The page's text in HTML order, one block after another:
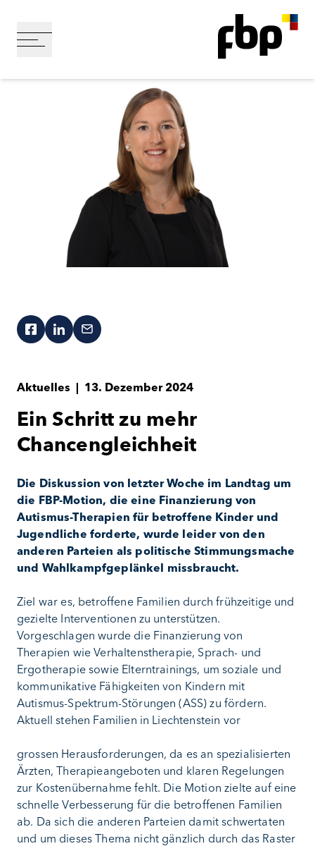
Aktuelles 13. Dezember 2024
Ein Schritt zu mehr
Chancengleichheit
Die Diskussion von letzter Woche im Landtag um
die FBP-Motion, die eine Finanzierung von
Autismus-Therapien für betroffene Kinder und
Jugendliche forderte, wurde leider von den
anderen Parteien als politische Stimmungsmache
und Wahlkampfgeplänkel missbraucht.
Ziel war es, betroffene Familien durch frühzeitige und
gezielte Interventionen zu unterstützen.
Vorgeschlagen wurde die Finanzierung von
Therapien wie Verhaltenstherapie, Sprach- und
Ergotherapie sowie Elterntrainings, um soziale und
kommunikative Fähigkeiten von Kindern mit
Autismus-Spektrum-Störungen (ASS) zu fördern.
Aktuell stehen Familien in Liechtenstein vor
grossen Herausforderungen, da es an spezialisierten
Ärzten, Therapieangeboten und klaren Regelungen
zur Kostenübernahme fehlt. Die Motion zielte auf eine
schnelle Verbesserung für die betroffenen Familien
ab. Da sich die anderen Parteien damit schwertaten
und um dieses Thema nicht gänzlich durch das Raster